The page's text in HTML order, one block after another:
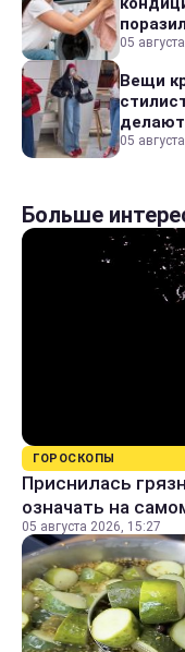
05
Вещи
05
Больше
ГОРОСКОПЫ
Приснилась
означать на
05 августа 2026, 15:27